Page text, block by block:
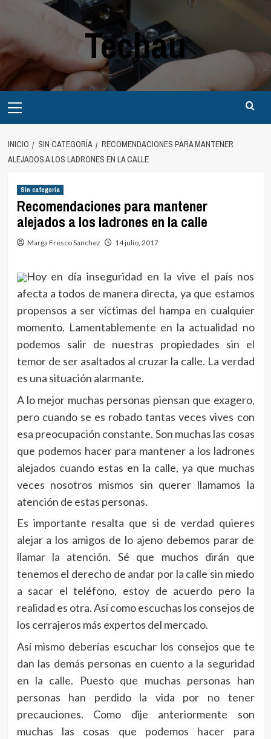
contenido
Techau
principal
INICIO SIN CATEGORÍA
RECOMENDACIONES PARA MANTENER
ALEJADOS A LOS LADRONES EN LA CALLE
Sin categoría
Recomendaciones para mantener
alejados a los ladrones en la calle
Marga Fresco Sanchez 14 julio, 2017
Hoy en día inseguridad en la vive el país nos
afecta a todos de manera directa, ya que estamos
propensos a ser víctimas del hampa en cualquier
momento. Lamentablemente en la actualidad no
podemos salir de nuestras propiedades sin el
temor de ser asaltados al cruzar la calle. La verdad
es una situación alarmante.
A lo mejor muchas personas piensan que exagero,
pero cuando se es robado tantas veces vives con
esa preocupación constante. Son muchas las cosas
que podemos hacer para mantener a los ladrones
alejados cuando estas en la calle, ya que muchas
veces nosotros mismos sin querer llamamos la
atención de estas personas.
Es importante resalta que si de verdad quieres
alejar a los amigos de lo ajeno debemos parar de
llamar la atención. Sé que muchos dirán que
tenemos el derecho de andar por la calle sin miedo
a sacar el teléfono, estoy de acuerdo pero la
realidad es otra. Así como escuchas los consejos de
los cerrajeros más expertos del mercado.
Así mismo deberías escuchar los consejos que te
dan las demás personas en cuento a la seguridad
en la calle. Puesto que muchas personas han
personas han perdido la vida por no tener
precauciones. Como dije anteriormente son
muchas las cosas que podemos hacer para